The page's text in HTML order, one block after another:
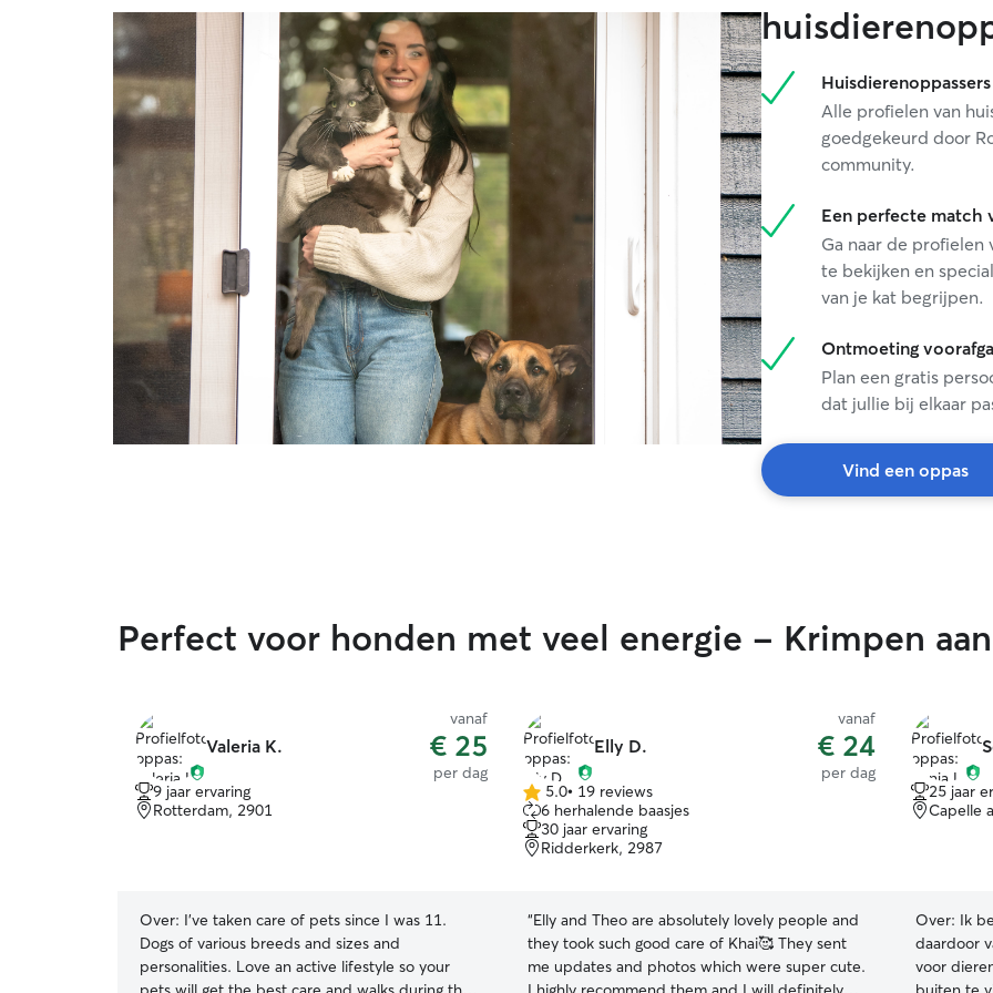
zelf zijn. Ik speel met ze, kam ze en knuffel ze.
Bij voorkeur neem ik honden overal mee
naartoe, ook met het openbaar vervoer. Hij/zijj
krijgt alle aandacht, inclusief lange wandelingen,
zonder dat ik voortdurend met een mobiele
telefoon bezig ben. IEDERE DAG! Omheinde
tuin en ik woon aan een singel. +++++++ I'm
reliable, show responsible and solid behavior,
and respect the privacy and wishes of owners.
I'm healthy (vegetarian lifestyle, don't smoke,
don't drink alcohol, don't use drugs). I care for
animals as if they were my own. I play with
them, brush them, and cuddle them. Preferably
I take dogs everywhere I go, also with public
transport. He/she receives all the attention,
including long walks, without me spending every
minute on my phone. EVERY DAY! Fenched
garden. At a canal.
for
paths
was so
human
started
can read
them,
just as
anxious
they
stray
times but
blinking
hands. I
boy for
adorable
malinois
Alle profielen van
goedgekeurd door
community.
Een perfecte match
Ga naar de
te bekijken en
van je kat begrijpen.
Ontmoeting
Plan een gratis
dat jullie bij elkaar
Vind een oppas
Perfect voor honden met veel energie - Krimpen
Valeria K.
vanaf
€ 25
per dag
9 jaar ervaring
Rotterdam, 2901
Over: I’ve taken care of pets since I was 11.
Dogs of various breeds and sizes and
personalities. Love an active lifestyle so your
Elly D.
vanaf
€ 24
per dag
5.0
van
5
sterren
5.0• 19 reviews
6 herhalende baasjes
30 jaar ervaring
Ridderkerk, 2987
“Elly and Theo are absolutely lovely people and
they took such good care of Khai🥰 They sent
me updates and photos which were super cute.
25 jaar
Capelle
Over: Ik
daardoor
voor